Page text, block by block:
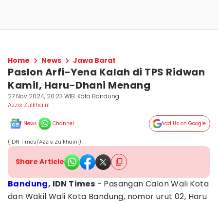
Home News Jawa Barat
Paslon Arfi-Yena Kalah di TPS Ridwan
Kamil, Haru-Dhani Menang
27 Nov 2024, 20:23 WIB Kota Bandung
Azzis Zulkhairil
News Channel Add Us on Google
(IDN Times/Azzis Zulkhairil)
Share Article
Bandung, IDN Times - Pasangan Calon Wali Kota
dan Wakil Wali Kota Bandung, nomor urut 02, Haru